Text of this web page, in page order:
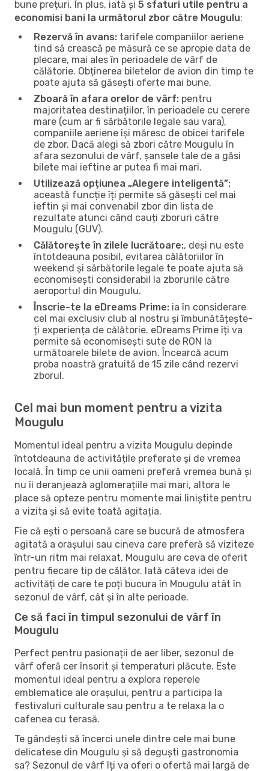
bune prețuri. În plus, iată și 5 sfaturi utile pentru a
economisi bani la următorul zbor către Mougulu:
Rezervă în avans: tarifele companiilor aeriene
tind să crească pe măsură ce se apropie data de
plecare, mai ales în perioadele de vârf de
călătorie. Obținerea biletelor de avion din timp te
poate ajuta să găsești oferte mai bune.
Zboară în afara orelor de vârf: pentru
majoritatea destinațiilor, în perioadele cu cerere
mare (cum ar fi sărbătorile legale sau vara),
companiile aeriene își măresc de obicei tarifele
de zbor. Dacă alegi să zbori către Mougulu în
afara sezonului de vârf, șansele tale de a găsi
bilete mai ieftine ar putea fi mai mari.
Utilizează opțiunea „Alegere inteligentă”:
această funcție îți permite să găsești cel mai
ieftin și mai convenabil zbor din lista de
rezultate atunci când cauți zboruri către
Mougulu (GUV).
Călătorește în zilele lucrătoare:, deși nu este
întotdeauna posibil, evitarea călătoriilor în
weekend și sărbătorile legale te poate ajuta să
economisești considerabil la zborurile către
aeroportul din Mougulu.
Înscrie-te la eDreams Prime: ia în considerare
cel mai exclusiv club al nostru și îmbunătățește-
ți experiența de călătorie. eDreams Prime îți va
permite să economisești sute de RON la
următoarele bilete de avion. Încearcă acum
proba noastră gratuită de 15 zile când rezervi
zborul.
Cel mai bun moment pentru a vizita
Mougulu
Momentul ideal pentru a vizita Mougulu depinde
întotdeauna de activitățile preferate și de vremea
locală. În timp ce unii oameni preferă vremea bună și
nu îi deranjează aglomerațiile mai mari, altora le
place să opteze pentru momente mai liniștite pentru
a vizita și să evite toată agitația.
Fie că ești o persoană care se bucură de atmosfera
agitată a orașului sau cineva care preferă să viziteze
într-un ritm mai relaxat, Mougulu are ceva de oferit
pentru fiecare tip de călător. Iată câteva idei de
activități de care te poți bucura în Mougulu atât în ​​
sezonul de vârf, cât și în alte perioade.
Ce să faci în timpul sezonului de vârf în
Mougulu
Perfect pentru pasionații de aer liber, sezonul de
vârf oferă cer însorit și temperaturi plăcute. Este
momentul ideal pentru a explora reperele
emblematice ale orașului, pentru a participa la
festivaluri culturale sau pentru a te relaxa la o
cafenea cu terasă.
Te gândești să încerci unele dintre cele mai bune
delicatese din Mougulu și să deguști gastronomia
sa? Sezonul de vârf îți va oferi o ofertă mai largă de